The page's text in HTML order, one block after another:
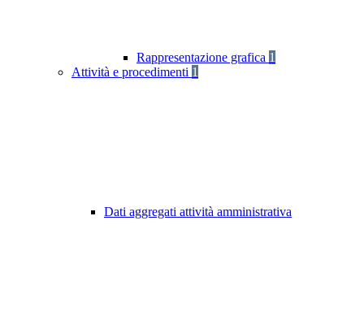
Rappresentazione grafica 1
Attività e procedimenti 1
Dati aggregati attività amministrativa